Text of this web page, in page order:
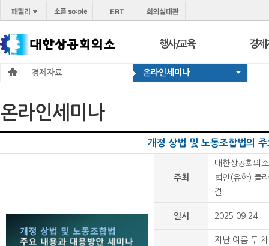
행사/교육
행사
코참경영상담
지역상의
경제
온라
경제
지역
경제자료 온라인세미나
온라인세미나
개정 상법 및 노동조합법의
주최
대한상공회의
법인(유한) 클
결
일시 2025.09.24
지난 여름 두